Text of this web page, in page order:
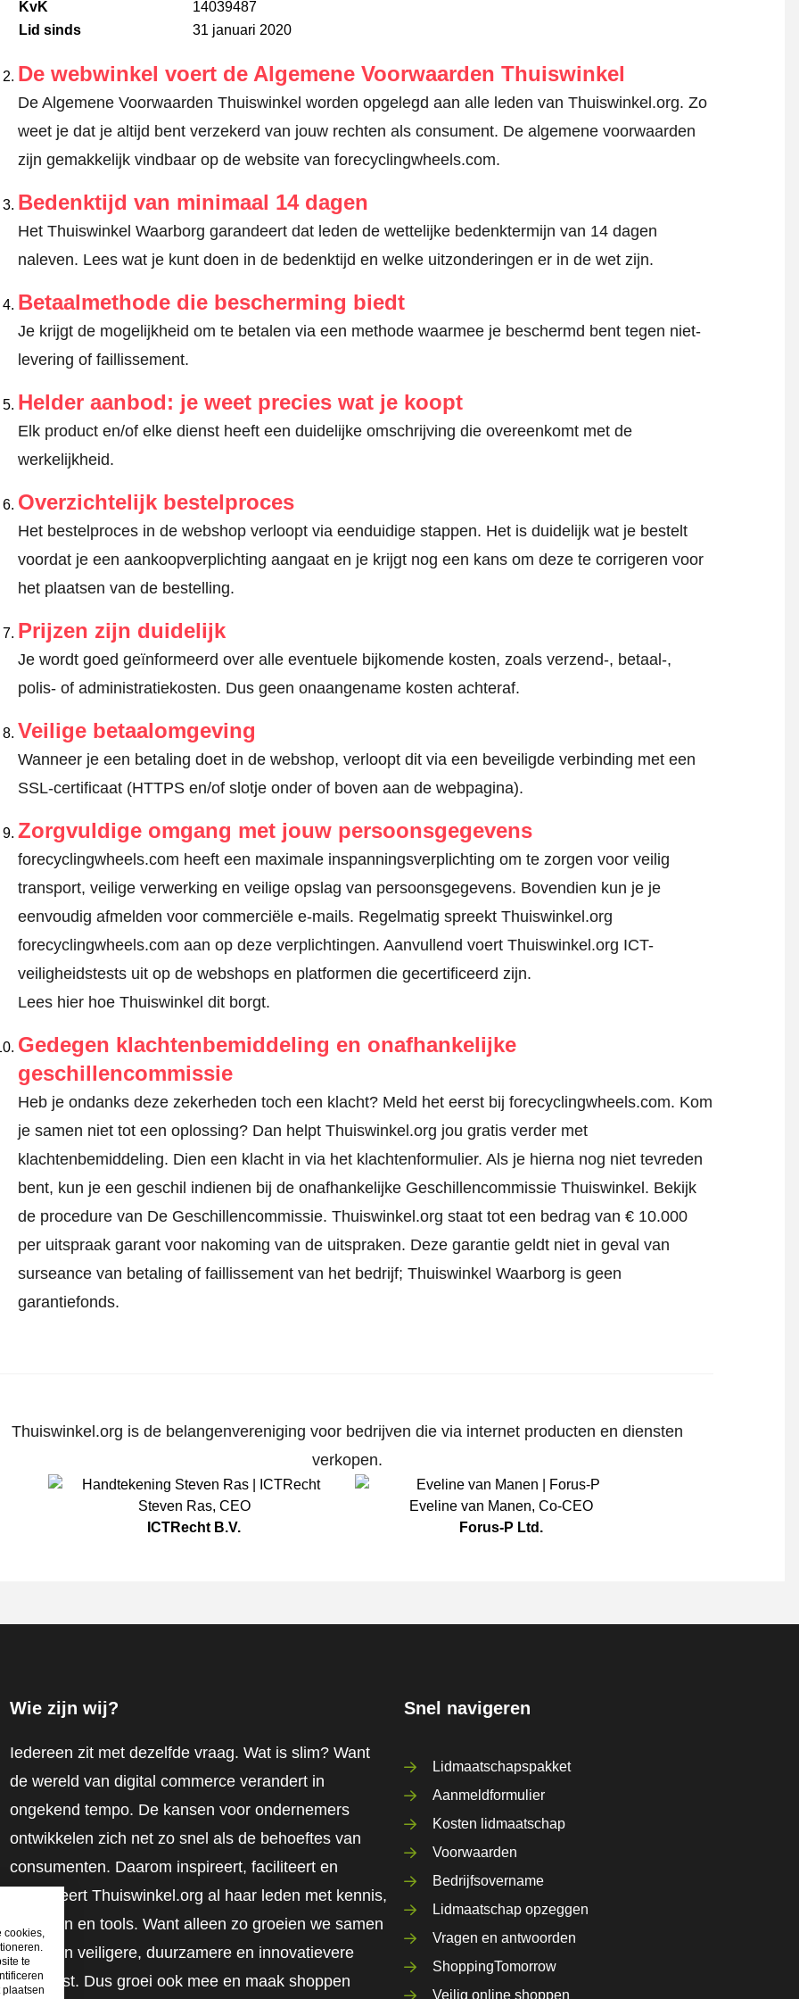
KvK
14039487
Lid sinds
31 januari 2020
De webwinkel voert de Algemene Voorwaarden Thuiswinkel
De Algemene Voorwaarden Thuiswinkel worden opgelegd aan alle leden van Thuiswinkel.org. Zo
weet je dat je altijd bent verzekerd van jouw rechten als consument. De algemene voorwaarden
zijn gemakkelijk vindbaar op de website van forecyclingwheels.com.
Bedenktijd van minimaal 14 dagen
Het Thuiswinkel Waarborg garandeert dat leden de wettelijke bedenktermijn van 14 dagen
naleven. Lees wat je kunt doen in de bedenktijd en welke uitzonderingen er in de wet zijn.
Betaalmethode die bescherming biedt
Je krijgt de mogelijkheid om te betalen via een methode waarmee je beschermd bent tegen niet-
levering of faillissement.
Helder aanbod: je weet precies wat je koopt
Elk product en/of elke dienst heeft een duidelijke omschrijving die overeenkomt met de
werkelijkheid.
Overzichtelijk bestelproces
Het bestelproces in de webshop verloopt via eenduidige stappen. Het is duidelijk wat je bestelt
voordat je een aankoopverplichting aangaat en je krijgt nog een kans om deze te corrigeren voor
het plaatsen van de bestelling.
Prijzen zijn duidelijk
Je wordt goed geïnformeerd over alle eventuele bijkomende kosten, zoals verzend-, betaal-,
polis- of administratiekosten. Dus geen onaangename kosten achteraf.
Veilige betaalomgeving
Wanneer je een betaling doet in de webshop, verloopt dit via een beveiligde verbinding met een
SSL-certificaat (HTTPS en/of slotje onder of boven aan de webpagina).
Zorgvuldige omgang met jouw persoonsgegevens
forecyclingwheels.com heeft een maximale inspanningsverplichting om te zorgen voor veilig
transport, veilige verwerking en veilige opslag van persoonsgegevens. Bovendien kun je je
eenvoudig afmelden voor commerciële e-mails. Regelmatig spreekt Thuiswinkel.org
forecyclingwheels.com aan op deze verplichtingen. Aanvullend voert Thuiswinkel.org ICT-
veiligheidstests uit op de webshops en platformen die gecertificeerd zijn.
Lees hier hoe Thuiswinkel dit borgt.
Gedegen klachtenbemiddeling en onafhankelijke
geschillencommissie
Heb je ondanks deze zekerheden toch een klacht? Meld het eerst bij forecyclingwheels.com. Kom
je samen niet tot een oplossing? Dan helpt Thuiswinkel.org jou gratis verder met
klachtenbemiddeling. Dien een klacht in via het klachtenformulier. Als je hierna nog niet tevreden
bent, kun je een geschil indienen bij de onafhankelijke Geschillencommissie Thuiswinkel. Bekijk
de procedure van De Geschillencommissie. Thuiswinkel.org staat tot een bedrag van € 10.000
per uitspraak garant voor nakoming van de uitspraken. Deze garantie geldt niet in geval van
surseance van betaling of faillissement van het bedrijf; Thuiswinkel Waarborg is geen
garantiefonds.
Thuiswinkel.org is de belangenvereniging voor bedrijven die via internet producten en diensten
verkopen.
Steven Ras, CEO
ICTRecht B.V.
Eveline van Manen, Co-CEO
Forus-P Ltd.
Wie zijn wij?
Iedereen zit met dezelfde vraag. Wat is slim? Want
de wereld van digital commerce verandert in
ongekend tempo. De kansen voor ondernemers
ontwikkelen zich net zo snel als de behoeftes van
consumenten. Daarom inspireert, faciliteert en
mobiliseert Thuiswinkel.org al haar leden met kennis,
inzichten en tools. Want alleen zo groeien we samen
naar een veiligere, duurzamere en innovatievere
toekomst. Dus groei ook mee en maak shoppen
Snel navigeren
Lidmaatschapspakket
Aanmeldformulier
Kosten lidmaatschap
Voorwaarden
Bedrijfsovername
Lidmaatschap opzeggen
Vragen en antwoorden
ShoppingTomorrow
Veilig online shoppen
cookies,
te
plaatsen